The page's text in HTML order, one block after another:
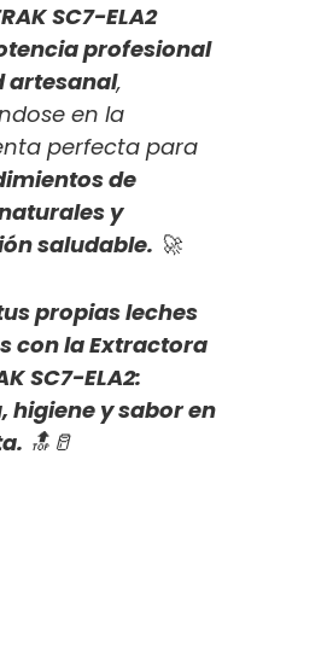
SC7-ELA2
profesional
artesanal,
en la
perfecta para
de
y
saludable. 🚀
propias leches
con la Extractora
SC7-ELA2:
higiene y sabor en
🔝🥛